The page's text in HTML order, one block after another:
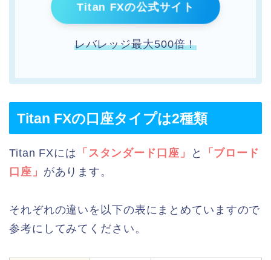
Titan FXの公式サイト
レバレッジ最大500倍！
Titan FXの口座タイプは2種類
Titan FXには 「スタンダード口座」 と
「ブロード
口座」 があります。
それぞれの違いを以下の表にまとめていますので
参考にしてみてください。